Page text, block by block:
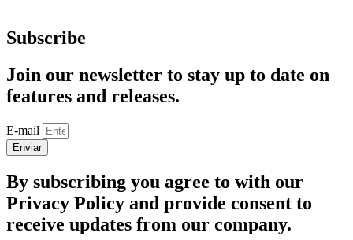
Subscribe
Join our newsletter to stay up to date on
features and releases.
E-mail
Enviar
By subscribing you agree to with our
Privacy Policy and provide consent to
receive updates from our company.